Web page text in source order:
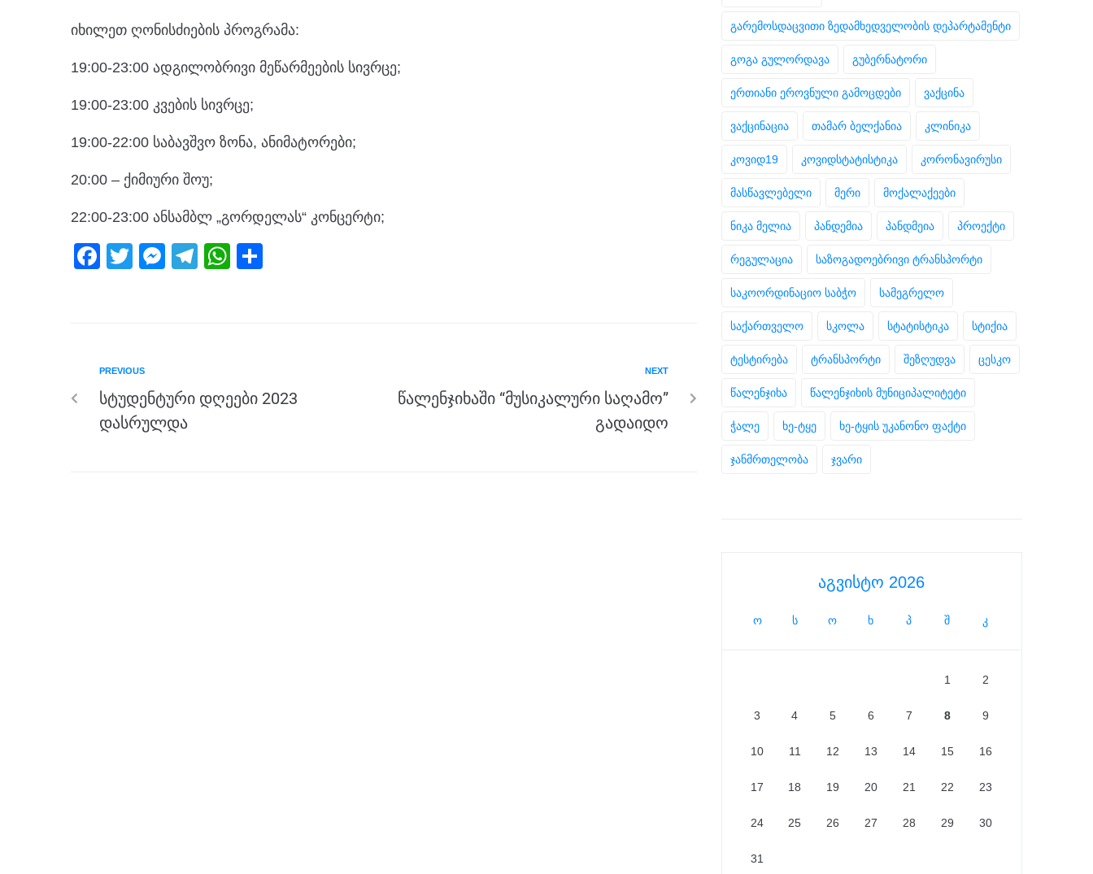
იხილეთ ღონისძიების პროგრამა:
19:00-23:00 ადგილობრივი მეწარმეების სივრცე;
19:00-23:00 კვების სივრცე;
19:00-22:00 საბავშვო ზონა, ანიმატორები;
20:00 – ქიმიური შოუ;
22:00-23:00 ანსამბლ „გორდელას“ კონცერტი;
F
b
o
o
k
T
M
g
er
T
W
p
p
PREVIOUS
სტუდენტური დღეები 2023
დასრულდა
NEXT
წალენჯიხაში “მუსიკალური საღამო”
გადაიდო
გარემოსდაცვითი ზედამხედველობის დეპარტამენტი
გოგა გულორდავა გუბერნატორი
ერთიანი ეროვნული გამოცდები ვაქცინა
ვაქცინაცია თამარ ბელქანია კლინიკა
კოვიდ19 კოვიდსტატისტიკა კორონავირუსი
მასწავლებელი მერი მოქალაქეები
ნიკა მელია პანდემია პანდმეია პროექტი
რეგულაცია საზოგადოებრივი ტრანსპორტი
საკოორდინაციო საბჭო სამეგრელო
საქართველო სკოლა სტატისტიკა სტიქია
ტესტირება ტრანსპორტი შეზღუდვა ცესკო
წალენჯიხა წალენჯიხის მუნიციპალიტეტი
ჭალე ხე-ტყე ხე-ტყის უკანონო ფაქტი
ჯანმრთელობა ჯვარი
აგვისტო 2026
ო ს ო ხ პ შ კ
1 2
3 4 5 6 7 8 9
10 11 12 13 14 15 16
17 18 19 20 21 22 23
24 25 26 27 28 29 30
31